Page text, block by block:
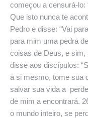
começou a censurá-lo:
Que isto nunca te
Pedro e disse: “Vai
para mim uma pedra
coisas de Deus, e sim,
disse aos discípulos:
a si mesmo, tome sua
salvar sua vida a
de mim a encontrará.
o mundo inteiro, se